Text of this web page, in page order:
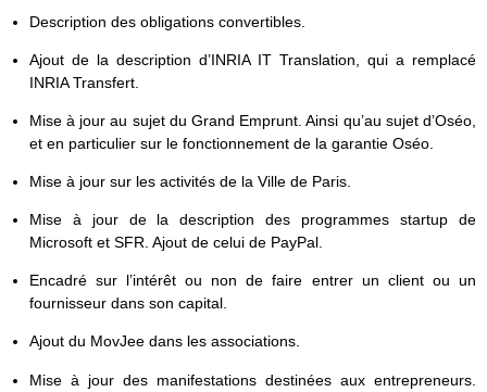
Description des obligations convertibles.
Ajout de la description d’INRIA IT Translation, qui a remplacé
INRIA Transfert.
Mise à jour au sujet du Grand Emprunt. Ainsi qu’au sujet d’Oséo,
et en particulier sur le fonctionnement de la garantie Oséo.
Mise à jour sur les activités de la Ville de Paris.
Mise à jour de la description des programmes startup de
Microsoft et SFR. Ajout de celui de PayPal.
Encadré sur l’intérêt ou non de faire entrer un client ou un
fournisseur dans son capital.
Ajout du MovJee dans les associations.
Mise à jour des manifestations destinées aux entrepreneurs.